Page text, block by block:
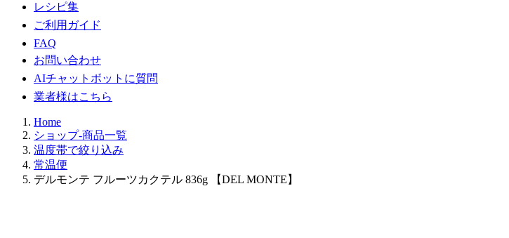
レシピ集
ご利用ガイド
FAQ
お問い合わせ
AIチャットボットに質問
業者様はこちら
Home
ショップ-商品一覧
温度帯で絞り込み
常温便
デルモンテ フルーツカクテル 836g 【DEL MONTE】